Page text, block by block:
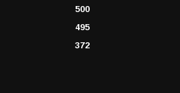
500
495
372